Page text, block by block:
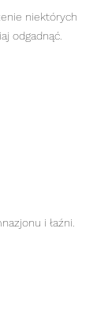
niektórych
odgadnąć.
i łaźni.